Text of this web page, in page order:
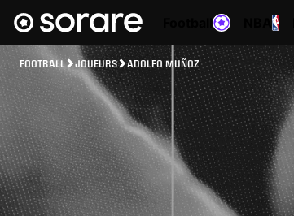
FOOTBALL JOUEURS ADOLFO MUÑOZ